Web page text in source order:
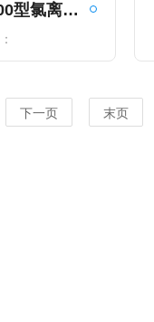
上海玄天CT-7600型氯离子分析仪
下一页 末页